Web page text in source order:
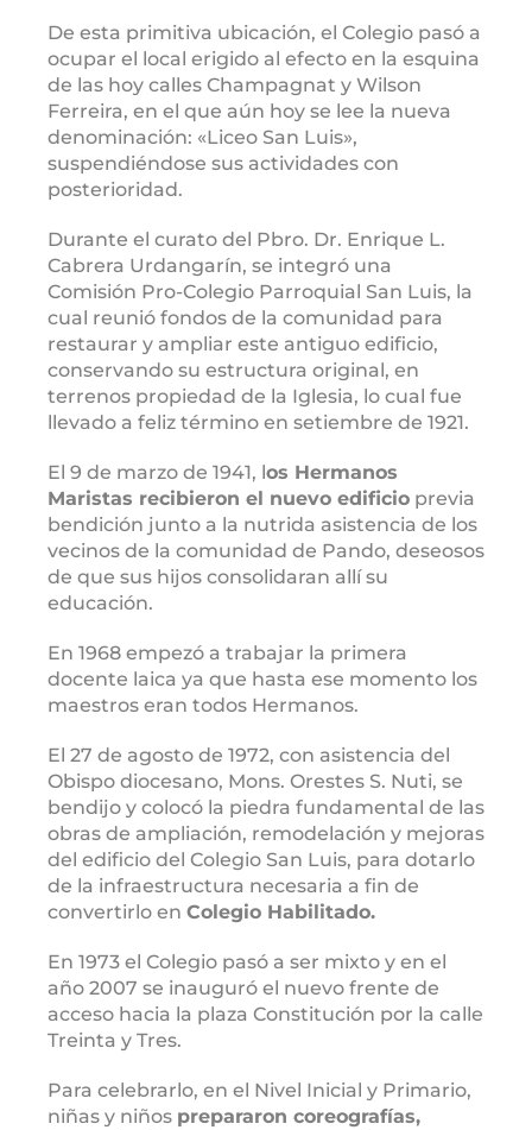
De esta primitiva ubicación, el Colegio pasó a
ocupar el local erigido al efecto en la esquina
de las hoy calles Champagnat y Wilson
Ferreira, en el que aún hoy se lee la nueva
denominación: «Liceo San Luis»,
suspendiéndose sus actividades con
posterioridad.
Durante el curato del Pbro. Dr. Enrique L.
Cabrera Urdangarín, se integró una
Comisión Pro-Colegio Parroquial San Luis, la
cual reunió fondos de la comunidad para
restaurar y ampliar este antiguo edificio,
conservando su estructura original, en
terrenos propiedad de la Iglesia, lo cual fue
llevado a feliz término en setiembre de 1921.
El 9 de marzo de 1941, l os Hermanos
Maristas recibieron el nuevo edificio previa
bendición junto a la nutrida asistencia de los
vecinos de la comunidad de Pando, deseosos
de que sus hijos consolidaran allí su
educación.
En 1968 empezó a trabajar la primera
docente laica ya que hasta ese momento los
maestros eran todos Hermanos.
El 27 de agosto de 1972, con asistencia del
Obispo diocesano, Mons. Orestes S. Nuti, se
bendijo y colocó la piedra fundamental de las
obras de ampliación, remodelación y mejoras
del edificio del Colegio San Luis, para dotarlo
de la infraestructura necesaria a fin de
convertirlo en Colegio Habilitado.
En 1973 el Colegio pasó a ser mixto y en el
año 2007 se inauguró el nuevo frente de
acceso hacia la plaza Constitución por la calle
Treinta y Tres.
Para celebrarlo, en el Nivel Inicial y Primario,
niñas y niños prepararon coreografías,